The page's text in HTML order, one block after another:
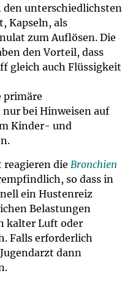
unterschiedlichsten
Kapseln, als
zum Auflösen. Die
den Vorteil, dass
gleich auch Flüssigkeit
primäre
bei Hinweisen auf
Kinder- und
die Bronchien
so dass in
ein Hustenreiz
Belastungen
kalter Luft oder
Falls erforderlich
dann